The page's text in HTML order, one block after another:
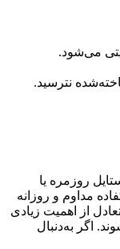
می‌شود.
نترسید.
روزمره یا
مداوم و روزانه
از اهمیت زیادی
اگر به‌دنبال